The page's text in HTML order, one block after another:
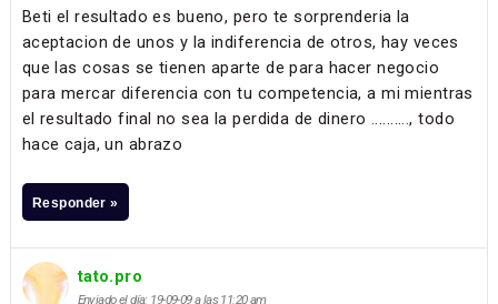
Beti el resultado es bueno, pero te sorprenderia la
aceptacion de unos y la indiferencia de otros, hay veces
que las cosas se tienen aparte de para hacer negocio
para mercar diferencia con tu competencia, a mi mientras
el resultado final no sea la perdida de dinero .........., todo
hace caja, un abrazo
Responder »
tato.pro
Enviado el día: 19-09-09 a las 11:20 am